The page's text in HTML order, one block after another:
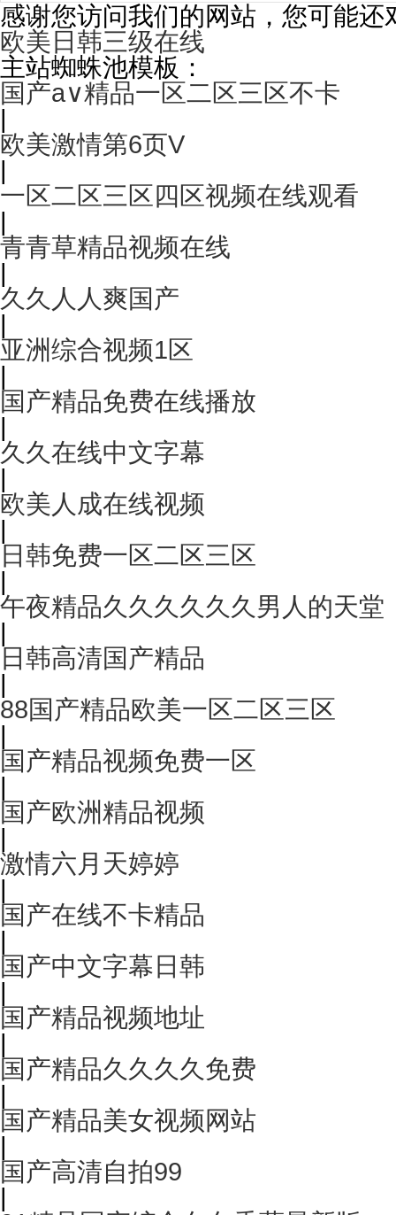
感谢您访问我们的网站，您可能还
欧美日韩三级在线
主站蜘蛛池模板：
国产a∨精品一区二区三区不卡
|
欧美激情第6页V
|
一区二区三区四区视频在线观看
|
青青草精品视频在线
|
久久人人爽国产
|
亚洲综合视频1区
|
国产精品免费在线播放
|
久久在线中文字幕
|
欧美人成在线视频
|
日韩免费一区二区三区
|
午夜精品久久久久久久男人的天堂
|
日韩高清国产精品
|
88国产精品欧美一区二区三区
|
国产精品视频免费一区
|
国产欧洲精品视频
|
激情六月天婷婷
|
国产在线不卡精品
|
国产中文字幕日韩
|
国产精品视频地址
|
国产精品久久久久免费
|
国产精品美女视频网站
|
国产高清自拍99
|